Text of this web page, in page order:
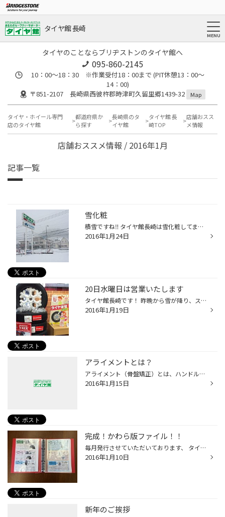
タイヤ館 長崎
タイヤのことならブリヂストンのタイヤ館へ
095-860-2145
10：00～18：30 ※作業受付18：00まで (PIT休憩13：00～
14：00)
〒851-2107 長崎県西彼杵郡時津町久留里郷1439-32
Map
タイヤ・ホイール専門
店のタイヤ館
都道府県か
ら探す
長崎県のタ
イヤ館
タイヤ館 長
崎TOP
店舗おスス
メ情報
店舗おススメ情報 / 2016年1月
記事一覧
雪化粧
積雪ですね‼︎ タイヤ館長崎は雪化粧してます。 スタッドレスタイヤ、チェーンを お探しでのご連絡ありがとうございます(^ ^) ただいま在庫が品切れの状態で、 お客さまに大変ご迷惑をおかけしております。 残りわずかですが、チェーンと スタッドレスタイヤの在庫ございますので タイヤのサイズをお...
2016年1月24日
20日水曜日は営業いたします
タイヤ館長崎です！ 昨晩から雪が降り、スタッドレス履き替えの お客様が増えております。 タイヤ館長崎は 20日水曜日、休まず営業します！ 急な雪予報でお急ぎの方も多いかと思います。 お気軽にタイヤ館長崎へご来店ください(^ ^)
2016年1月19日
アライメントとは？
アライメント（骨盤矯正）とは、ハンドルの舵（かじ）取り操作を滑らかにする、 直進時やカーブを曲がる時の走行を安定させる。 タイヤの偏摩耗を軽減させる目的の調整作業です！ 人間でアライメント作業を例えるなら骨盤矯正といったところです 黒田
2016年1月15日
完成！かわら版ファイル！！
毎月発行させていただいております、 タイヤ館店舗で作っている「かわら版」の 内容の一部が一冊のファイルにギュッ！と まとまりました\(^^)/ タイヤの種類、説明、案内など新しい情報が満載です！ お客様のお車に取り付けるタイヤがどのようなタイヤか 知って納得していただけると思います。 各テ...
2016年1月10日
新年のご挨拶